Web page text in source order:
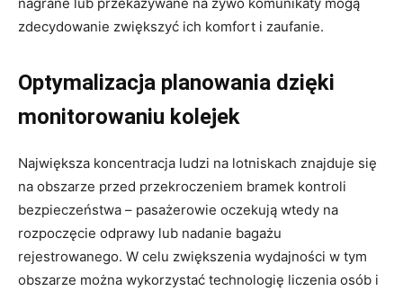
zdecydowanie zwiększyć ich komfort i zaufanie.
Optymalizacja planowania dzięki
monitorowaniu kolejek
Największa koncentracja ludzi na lotniskach znajduje się
na obszarze przed przekroczeniem bramek kontroli
bezpieczeństwa – pasażerowie oczekują wtedy na
rozpoczęcie odprawy lub nadanie bagażu
rejestrowanego. W celu zwiększenia wydajności w tym
obszarze można wykorzystać technologię liczenia osób i